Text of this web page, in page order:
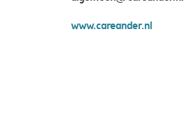
www.careander.nl